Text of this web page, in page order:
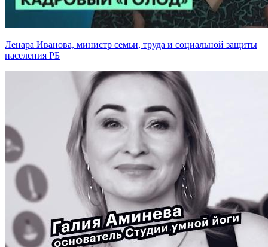
Ленара Иванова, министр семьи, труда и социальной защиты
населения РБ